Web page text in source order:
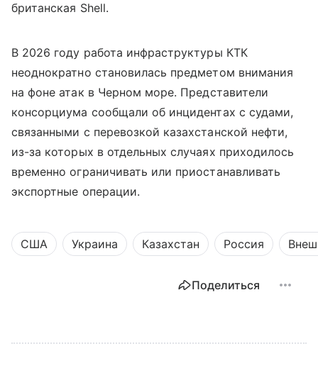
британская Shell.
В 2026 году работа инфраструктуры КТК
неоднократно становилась предметом внимания
на фоне атак в Черном море. Представители
консорциума сообщали об инцидентах с судами,
связанными с перевозкой казахстанской нефти,
из-за которых в отдельных случаях приходилось
временно ограничивать или приостанавливать
экспортные операции.
США Украина Казахстан Россия
Поделиться